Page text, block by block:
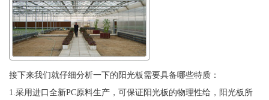
接下来我们就仔细分析一下的阳光板需要具备哪些特质：
1.采用进口全新PC原料生产，可保证阳光板的物理性给，阳光板所